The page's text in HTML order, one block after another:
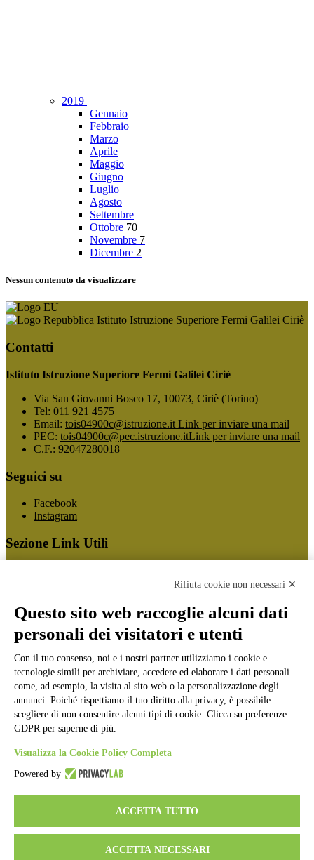
2019
Gennaio
Febbraio
Marzo
Aprile
Maggio
Giugno
Luglio
Agosto
Settembre
Ottobre 70
Novembre 7
Dicembre 2
Nessun contenuto da visualizzare
Istituto Istruzione Superiore Fermi Galilei Ciriè
Contatti
Istituto Istruzione Superiore Fermi Galilei Ciriè
Via San Giovanni Bosco 17, 10073, Ciriè (Torino)
Tel: 011 921 4575
Email: tois04900c@istruzione.it Link per inviare una mail
PEC: tois04900c@pec.istruzione.itLink per inviare una mail
C.F.: 92047280018
Seguici su
Facebook
Instagram
Sezione Link Utili
Ufficio Relazioni con il Pubblico
Dichiarazione di accessibilità
Obiettivi di accessibilità
Gestione consensi cookie
Amministrazione trasparente
Pagina visualizzata
63201 volte
Sezione Copyright
Copyright 2026 | Engineered and powered by Gruppo Spaggiari
Parma S.p.A. | Divisione Publishing & New Social Media
Rifiuta cookie non necessari ✕
Questo sito web raccoglie alcuni dati
personali dei visitatori e utenti
Con il tuo consenso, noi e i nostri partner utilizziamo i cookie e
tecnologie simili per archiviare, accedere ed elaborare i dati personali
come, ad esempio, la visita al sito web o la personalizzazione degli
annunci. Poiché rispettiamo il tuo diritto alla privacy, è possibile
scegliere di non consentire alcuni tipi di cookie. Clicca su preferenze
GDPR per saperne di più.
Visualizza la Cookie Policy Completa
Powered by
ACCETTA TUTTO
ACCETTA NECESSARI